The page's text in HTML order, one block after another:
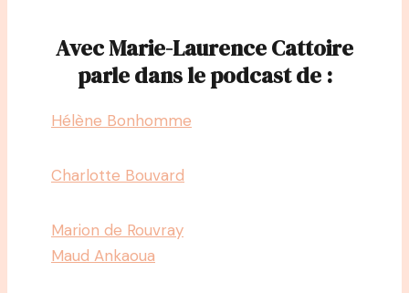
Avec Marie-Laurence Cattoire
parle dans le podcast de :
Hélène Bonhomme
Charlotte Bouvard
Marion de Rouvray
Maud Ankaoua